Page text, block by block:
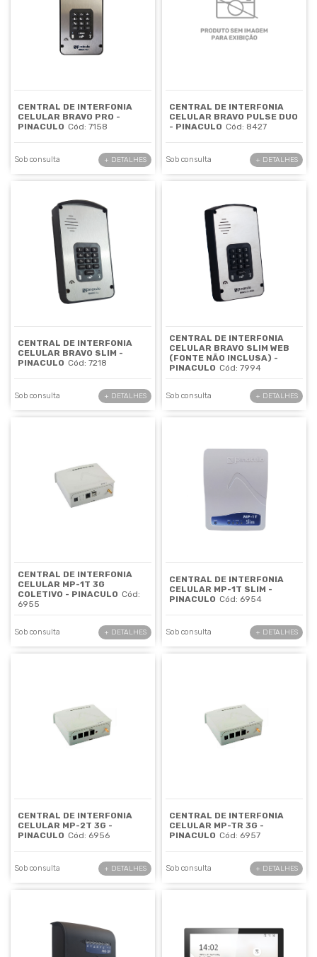
CENTRAL DE INTERFONIA
CELULAR BRAVO PRO -
PINACULO Cód: 7158
Sob consulta + DETALHES
CENTRAL DE INTERFONIA
CELULAR BRAVO PULSE DUO
- PINACULO Cód: 8427
Sob consulta + DETALHES
CENTRAL DE INTERFONIA
CELULAR BRAVO SLIM -
PINACULO Cód: 7218
Sob consulta + DETALHES
CENTRAL DE INTERFONIA
CELULAR BRAVO SLIM WEB
(FONTE NÃO INCLUSA) -
PINACULO Cód: 7994
Sob consulta + DETALHES
CENTRAL DE INTERFONIA
CELULAR MP-1T 3G
COLETIVO - PINACULO Cód:
6955
Sob consulta + DETALHES
CENTRAL DE INTERFONIA
CELULAR MP-1T SLIM -
PINACULO Cód: 6954
Sob consulta + DETALHES
CENTRAL DE INTERFONIA
CELULAR MP-2T 3G -
PINACULO Cód: 6956
Sob consulta + DETALHES
CENTRAL DE INTERFONIA
CELULAR MP-TR 3G -
PINACULO Cód: 6957
Sob consulta + DETALHES